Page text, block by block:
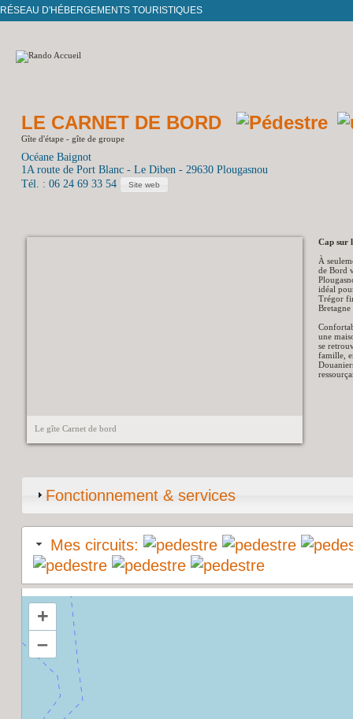
RÉSEAU D'HÉBERGEMENTS TOURISTIQUES
LE CARNET DE BORD
Gîte d'étape - gîte de groupe
Océane Baignot
1A route de Port Blanc - Le Diben - 29630 Plougasnou
Tél. : 06 24 69 33 54
Site web
Le gîte Carnet de bord
Cap sur
À
de Bord
idéal
Trégor
une
se
famille,
Fonctionnement & services
Mes circuits:
+
–